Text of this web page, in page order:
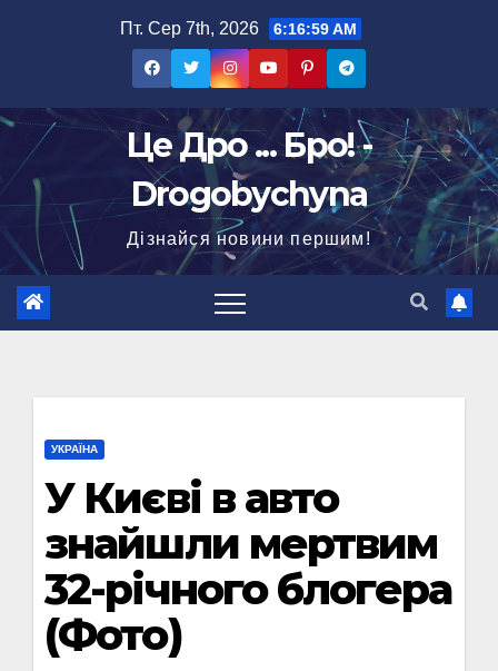
Пт. Сер 7th, 2026 6:17:00 AM
Це Дро ... Бро! -
Drogobychyna
Дізнайся новини першим!
УКРАЇНА
У Києві в авто
знайшли мертвим
32-річного блогера
(Фото)